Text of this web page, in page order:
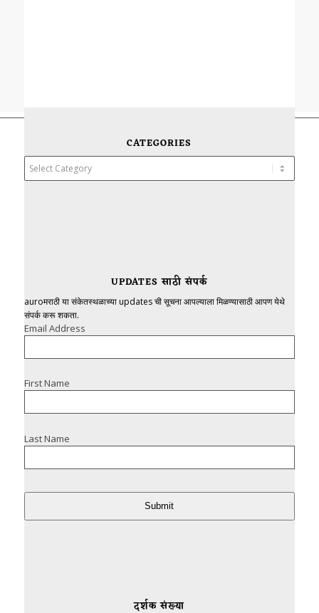
CATEGORIES
Categories
UPDATES साठी संपर्क
auroमराठी या संकेतस्थळाच्या updates ची सूचना आपल्याला मिळण्यासाठी आपण येथे
संपर्क करू शकता.
Email Address
First Name
Last Name
Submit
दर्शक संख्या